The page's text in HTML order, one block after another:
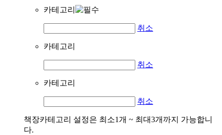
카테고리
취소
카테고리
취소
카테고리
취소
책장카테고리 설정은 최소1개 ~ 최대3개까지 가능합니
다.